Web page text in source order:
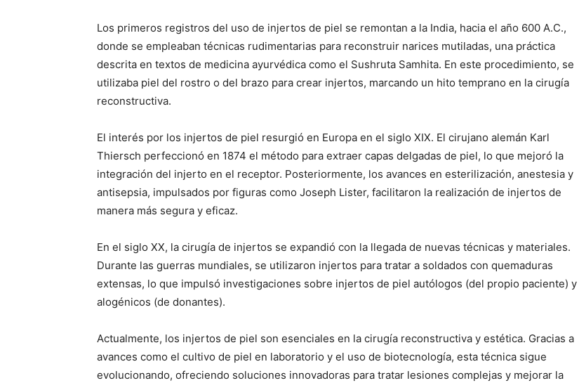
Los primeros registros del uso de injertos de piel se remontan a la India, hacia el año 600 A.C.,
donde se empleaban técnicas rudimentarias para reconstruir narices mutiladas, una práctica
descrita en textos de medicina ayurvédica como el Sushruta Samhita. En este procedimiento, se
utilizaba piel del rostro o del brazo para crear injertos, marcando un hito temprano en la cirugía
reconstructiva.
El interés por los injertos de piel resurgió en Europa en el siglo XIX. El cirujano alemán Karl
Thiersch perfeccionó en 1874 el método para extraer capas delgadas de piel, lo que mejoró la
integración del injerto en el receptor. Posteriormente, los avances en esterilización, anestesia y
antisepsia, impulsados por figuras como Joseph Lister, facilitaron la realización de injertos de
manera más segura y eficaz.
En el siglo XX, la cirugía de injertos se expandió con la llegada de nuevas técnicas y materiales.
Durante las guerras mundiales, se utilizaron injertos para tratar a soldados con quemaduras
extensas, lo que impulsó investigaciones sobre injertos de piel autólogos (del propio paciente) y
alogénicos (de donantes).
Actualmente, los injertos de piel son esenciales en la cirugía reconstructiva y estética. Gracias a
avances como el cultivo de piel en laboratorio y el uso de biotecnología, esta técnica sigue
evolucionando, ofreciendo soluciones innovadoras para tratar lesiones complejas y mejorar la